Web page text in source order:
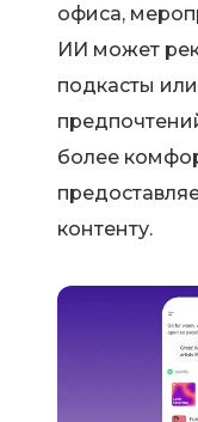
офиса,
ИИ может
подкасты
более
контенту.